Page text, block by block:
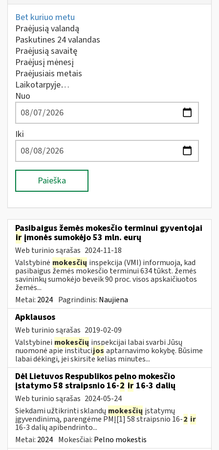
Bet kuriuo metu
Praėjusią valandą
Paskutines 24 valandas
Praėjusią savaitę
Praėjusį mėnesį
Praėjusiais metais
Laikotarpyje…
Nuo
Iki
Paieška
Pasibaigus žemės mokesčio terminui gyventojai
ir įmonės sumokėjo 53 mln. eurų
Web turinio sąrašas 2024-11-18
Valstybinė mokesčių inspekcija (VMI) informuoja, kad
pasibaigus žemės mokesčio terminui 634 tūkst. žemės
savininkų sumokėjo beveik 90 proc. visos apskaičiuotos
žemės...
Metai: 2024 Pagrindinis: Naujiena
Apklausos
Web turinio sąrašas 2019-02-09
Valstybinei mokesčių inspekcijai labai svarbi Jūsų
nuomonė apie institucijos aptarnavimo kokybę. Būsime
labai dėkingi, jei skirsite kelias minutes...
Dėl Lietuvos Respublikos pelno mokesčio
įstatymo 58 straipsnio 16-2 ir 16-3 dalių
Web turinio sąrašas 2024-05-24
Siekdami užtikrinti sklandų mokesčių įstatymų
įgyvendinimą, parengėme PMĮ[1] 58 straipsnio 16-2 ir
16-3 dalių apibendrinto...
Metai: 2024 Mokesčiai: Pelno mokestis